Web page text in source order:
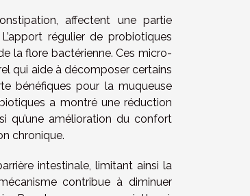
affectent une partie
régulier de probiotiques
la flore bactérienne. Ces micro-
qui aide à décomposer certains
bénéfiques pour la muqueuse
a montré une réduction
qu’une amélioration du confort
chronique.
intestinale, limitant ainsi la
contribue à diminuer